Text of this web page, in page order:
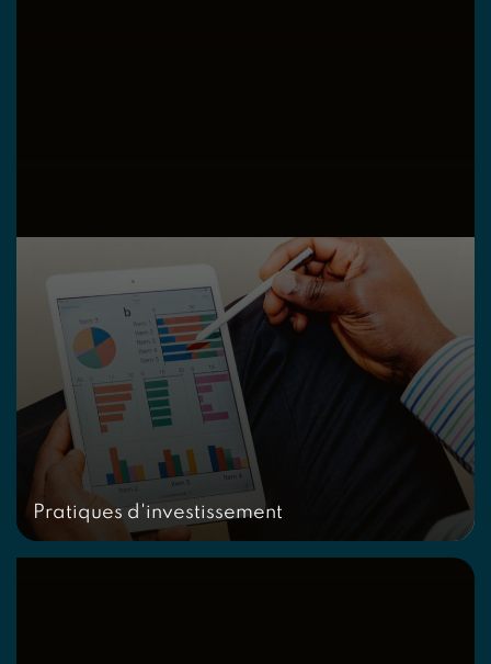
Pratiques d'investissement